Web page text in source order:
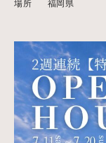
場所
福岡県